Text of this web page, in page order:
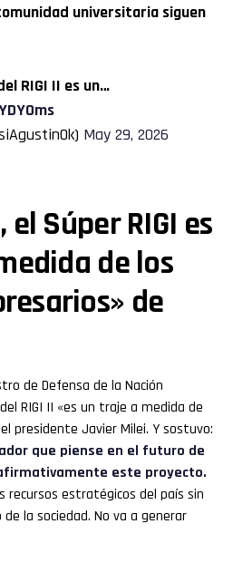
universitaria siguen
RIGI II es un…
May 29, 2026
el Súper RIGI es
de los
de
de Defensa de la Nación
RIGI II «es un traje a medida de
presidente Javier Milei. Y sostuvo:
que piense en el futuro de
este proyecto.
estratégicos del país sin
la sociedad. No va a generar